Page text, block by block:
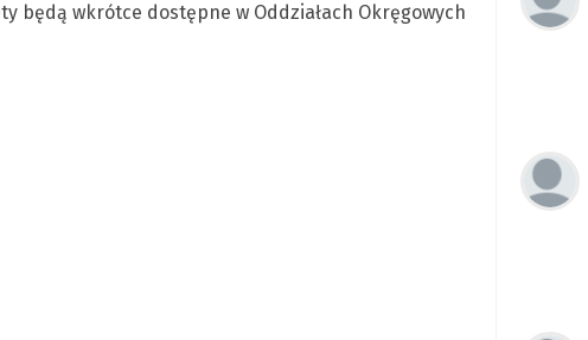
będą wkrótce dostępne w Oddziałach Okręgowych